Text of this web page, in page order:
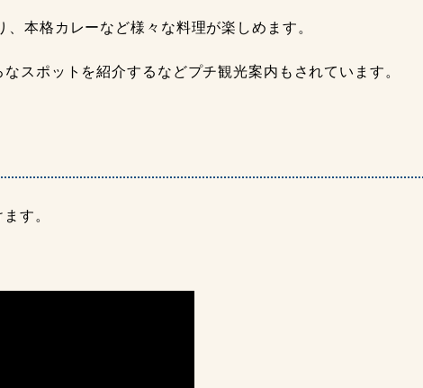
本格カレーなど様々な料理が楽しめます。
スポットを紹介するなどプチ観光案内もされています。
す。